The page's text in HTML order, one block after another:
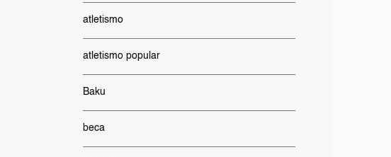
atletismo
atletismo popular
Baku
beca